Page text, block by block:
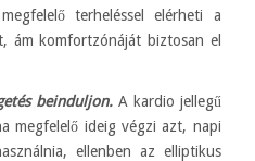
terheléssel elérheti a
ám komfortzónáját biztosan el
beinduljon. A kardio jellegű
megfelelő ideig végzi azt, napi
ellenben az elliptikus